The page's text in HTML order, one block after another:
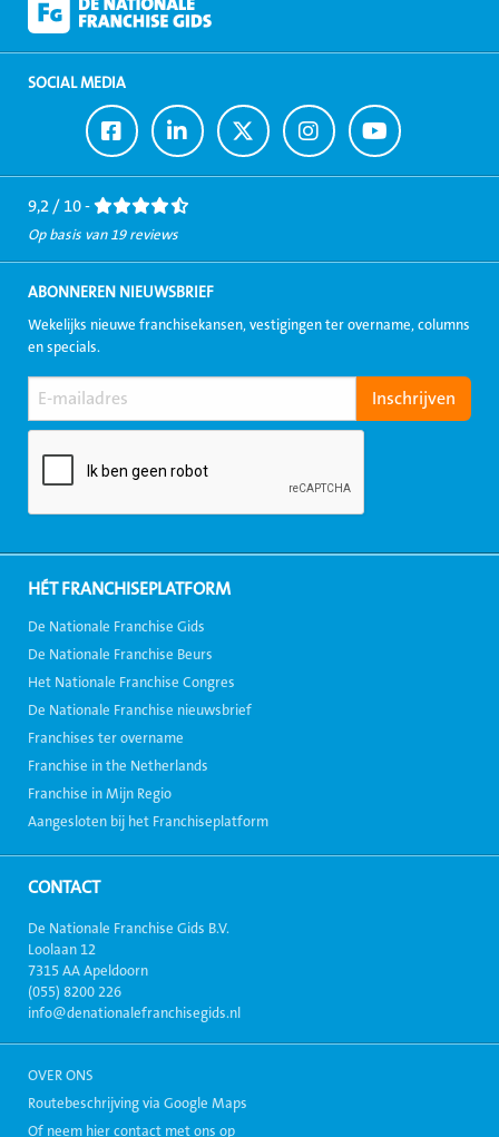
SOCIAL MEDIA
Ga
naar
Facebook
Ga
naar
LinkedIn
Ga
naar
Twitter
Ga
naar
Instagram
Ga
naar
Youtube
9,2 / 10 -
Op basis van 19 reviews
ABONNEREN NIEUWSBRIEF
Wekelijks nieuwe franchisekansen, vestigingen ter overname, columns
en specials.
HÉT FRANCHISEPLATFORM
De Nationale Franchise Gids
De Nationale Franchise Beurs
Het Nationale Franchise Congres
De Nationale Franchise nieuwsbrief
Franchises ter overname
Franchise in the Netherlands
Franchise in Mijn Regio
Aangesloten bij het Franchiseplatform
CONTACT
De Nationale Franchise Gids B.V.
Loolaan 12
7315 AA Apeldoorn
(055) 8200 226
info@denationalefranchisegids.nl
OVER ONS
Routebeschrijving via Google Maps
Of neem hier contact met ons op